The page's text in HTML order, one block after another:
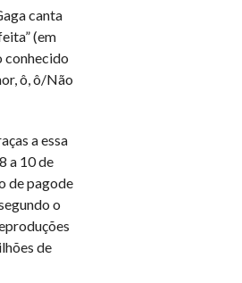
canta
(em
conhecido
ô, ô/Não
a essa
a 10 de
de pagode
o
de